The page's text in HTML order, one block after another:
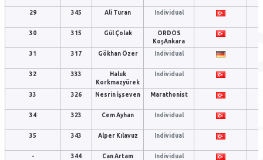
29 345 Ali Turan Individual
30 315 Gül Çolak
ORDOS
KoşAnkara
31
317 Gökhan Özer Individual
32 333
Haluk
Korkmazyürek
Individual
33 326 Nesrin İşseven Marathonist
34 323 Cem Ayhan Individual
35 343 Alper Kılavuz Individual
- 344 Can Artam Individual